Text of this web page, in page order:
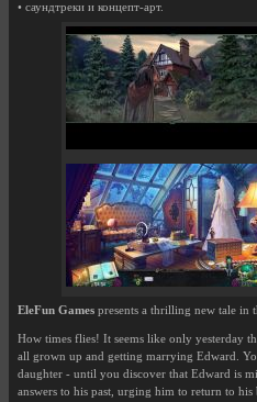
• саундтреки и концепт-арт.
EleFun Games presents a thrilling new tale in
How times flies! It seems like only yesterday
all grown up and getting marrying Edward.
daughter - until you discover that Edward is
answers to his past, urging him to return to